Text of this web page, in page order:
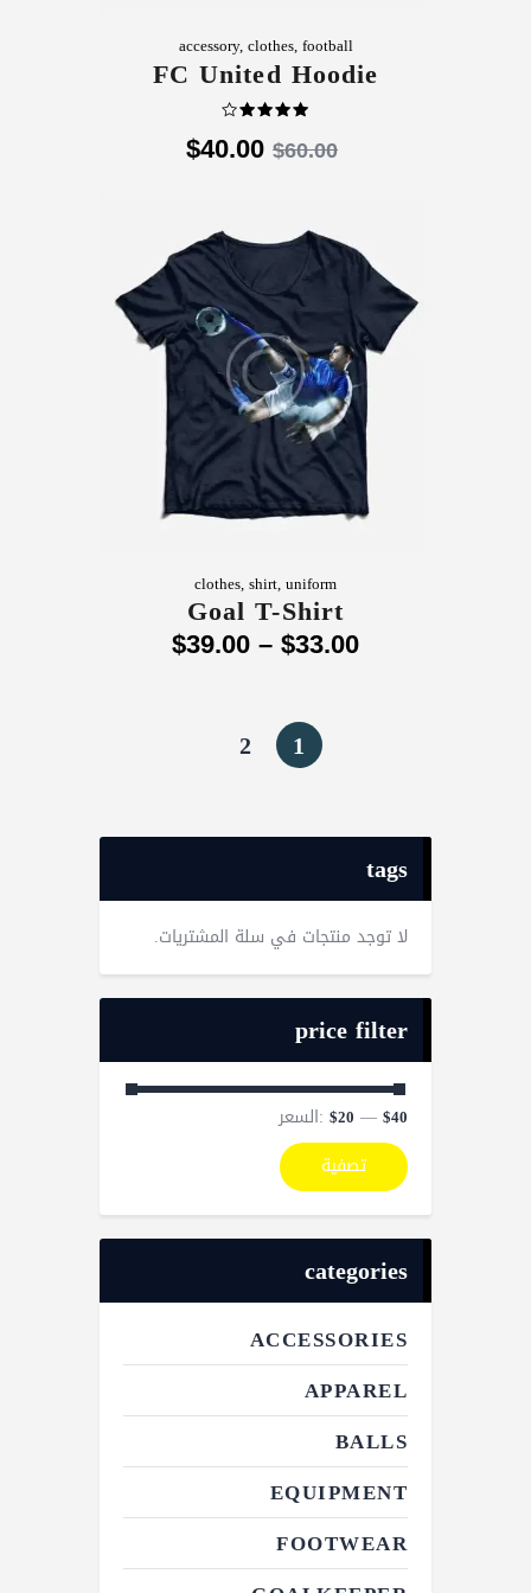
accessory,clothes,football
FC United Hoodie
التقييم
4.00
$60.00
$40.00
clothes,shirt,uniform
Goal T-Shirt
$33.00
–
$39.00
1
2
tags
لا توجد منتجات في سلة المشتريات.
price filter
تصفية
السعر: $20 — $40
categories
ACCESSORIES
APPAREL
BALLS
EQUIPMENT
FOOTWEAR